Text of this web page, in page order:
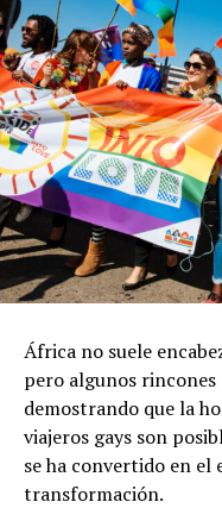
África no suele
pero algunos
demostrando que la
viajeros gays son
se ha convertido en el
transformación.